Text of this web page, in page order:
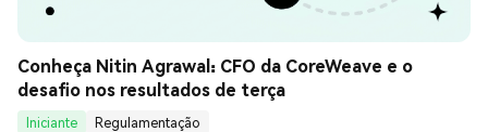
Conheça Nitin Agrawal: CFO da CoreWeave e o
desafio nos resultados de terça
Iniciante
Regulamentação